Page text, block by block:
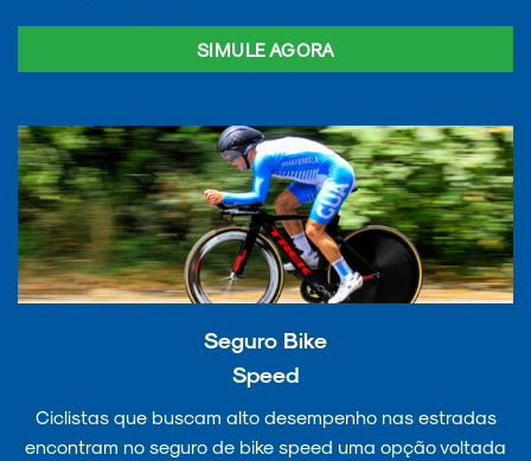
SIMULE AGORA
Seguro Bike
Speed
Ciclistas que buscam alto desempenho nas estradas
encontram no seguro de bike speed uma opção voltada